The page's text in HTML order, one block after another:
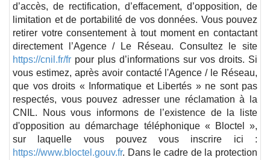
d’accès, de rectification, d’effacement, d’opposition, de
limitation et de portabilité de vos données. Vous pouvez
retirer votre consentement à tout moment en contactant
directement l’Agence / Le Réseau. Consultez le site
https://cnil.fr/fr pour plus d’informations sur vos droits. Si
vous estimez, après avoir contacté l'Agence / le Réseau,
que vos droits « Informatique et Libertés » ne sont pas
respectés, vous pouvez adresser une réclamation à la
CNIL. Nous vous informons de l’existence de la liste
d'opposition au démarchage téléphonique « Bloctel »,
sur laquelle vous pouvez vous inscrire ici :
https://www.bloctel.gouv.fr. Dans le cadre de la protection